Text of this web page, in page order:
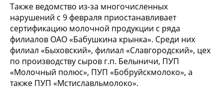
Также ведомство из-за многочисленных
нарушений с 9 февраля приостанавливает
сертификацию молочной продукции с ряда
филиалов ОАО «Бабушкина крынка». Среди них
филиал «Быховский», филиал «Славгородский», цех
по производству сыров г.п. Белыничи, ПУП
«Молочный полюс», ПУП «Бобруйскмолоко», а
также ПУП «Мстиславльмолоко».